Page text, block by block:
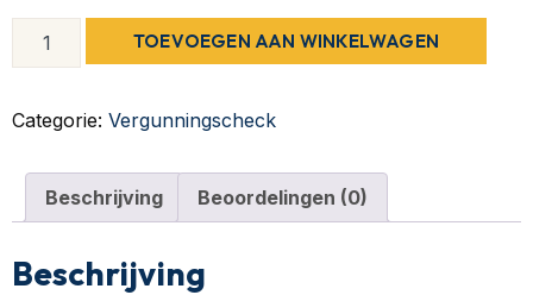
TOEVOEGEN AAN WINKELWAGEN
Categorie: Vergunningscheck
Beschrijving Beoordelingen (0)
Beschrijving